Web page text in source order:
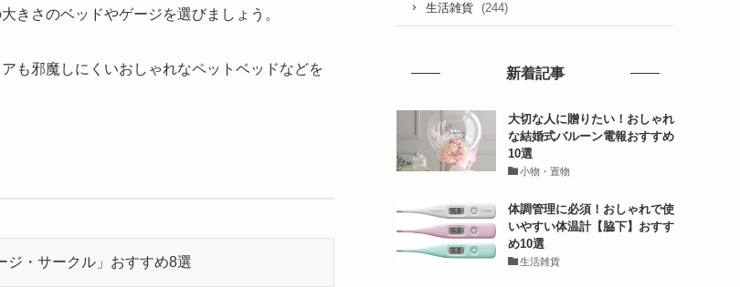
きさのベッドやゲージを選びましょう。
も邪魔しにくいおしゃれなペットベッドなどを
・サークル」おすすめ8選
生活雑貨 (244)
新着記事
大切な人に贈りたい！おしゃれ
な結婚式バルーン電報おすすめ
10選
小物・置物
体調管理に必須！おしゃれで使
いやすい体温計【脇下】おすす
め10選
生活雑貨